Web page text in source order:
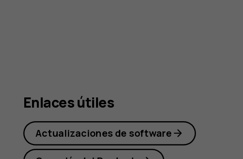
3.1
Enlaces útiles
Actualizaciones de software